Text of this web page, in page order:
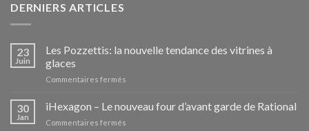
DERNIERS ARTICLES
23
Juin
Les Pozzettis: la nouvelle tendance des vitrines à
glaces
Commentaires fermés
Pozzettis:
la
30
Jan
iHexagon – Le nouveau four d’avant garde de Rational
Commentaires fermés